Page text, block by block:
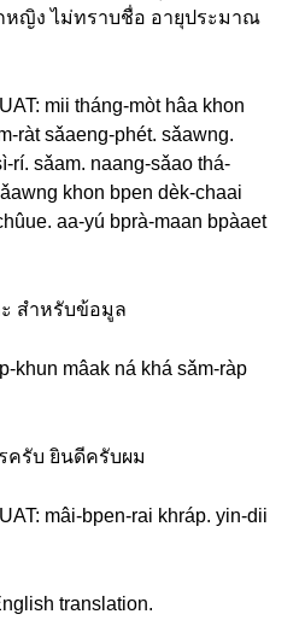
หญิง ไม่ทราบชื่อ อายุประมาณ
mii tháng-mòt hâa khon
ràt sǎaeng-phét. sǎawng.
rí. sǎam. naang-sǎao thá-
khon bpen dèk-chaai
aa-yú bprà-maan bpàaet
สำหรับข้อมูล
khun mâak ná khá sǎm-ràp
ครับ ยินดีครับผม
mâi-bpen-rai khráp. yin-dii
translation.